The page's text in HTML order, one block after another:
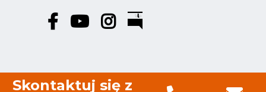
Skontaktuj się z